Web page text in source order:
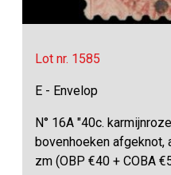
Lot nr. 1585
E - Envelop
N° 16A "40c.
bovenhoeken
zm (OBP €40 + COBA